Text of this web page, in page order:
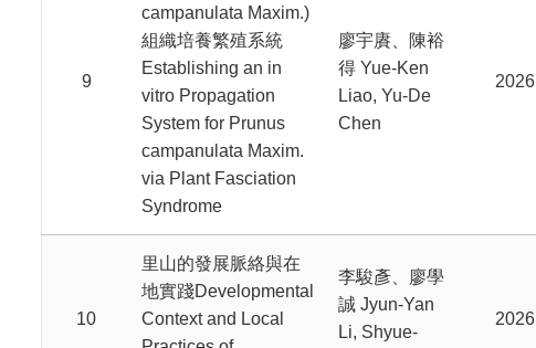
9
campanulata Maxim.)
組織培養繁殖系統
Establishing an in
vitro Propagation
System for Prunus
campanulata Maxim.
via Plant Fasciation
Syndrome
廖宇賡、陳裕
得 Yue-Ken
Liao, Yu-De
Chen
2026
10
里山的發展脈絡與在
地實踐Developmental
Context and Local
李駿彥、廖學
誠 Jyun-Yan
Li, Shyue-
2026